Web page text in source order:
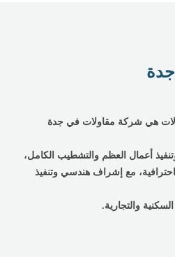
هي شركة مقاولات في جدة
أعمال العظم والتشطيب الكامل،
مع إشراف هندسي وتنفيذ
والتجارية.